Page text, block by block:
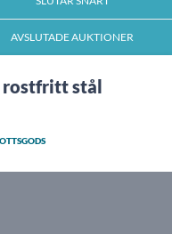
AVSLUTADE AUKTIONER
rostfritt stål